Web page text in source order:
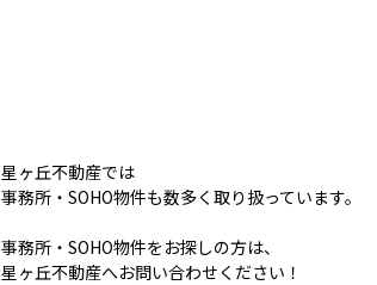
星ヶ丘不動産では
事務所・SOHO物件も数多く取り扱っています。
事務所・SOHO物件をお探しの方は、
星ヶ丘不動産へお問い合わせください！